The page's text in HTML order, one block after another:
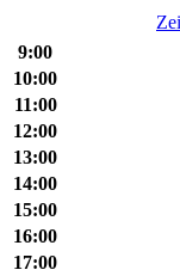
9:00
10:00
11:00
12:00
13:00
14:00
15:00
16:00
17:00